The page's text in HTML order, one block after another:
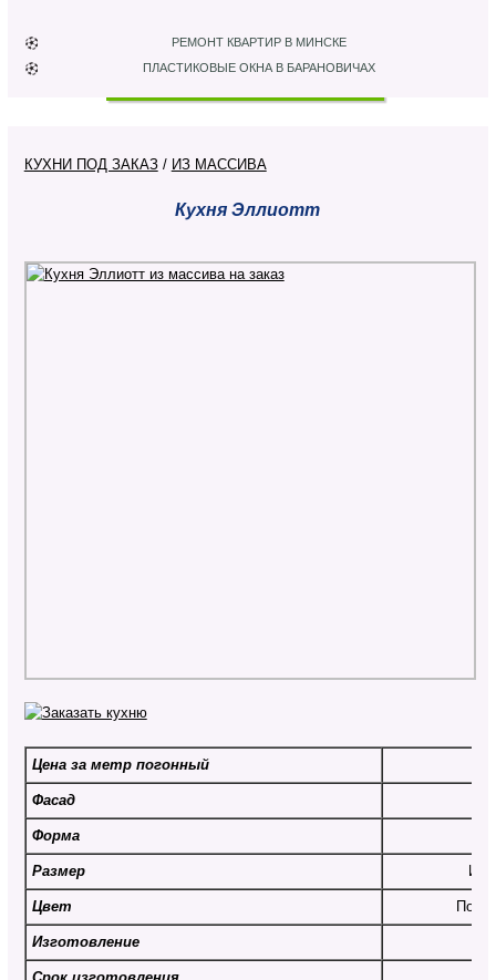
РЕМОНТ КВАРТИР В МИНСКЕ
ПЛАСТИКОВЫЕ ОКНА В БАРАНОВИЧАХ
КУХНИ ПОД ЗАКАЗ/ ИЗ МАССИВА
Кухня Эллиотт
Цена за метр погонный
Фасад
Форма
Размер
Цвет По
Изготовление